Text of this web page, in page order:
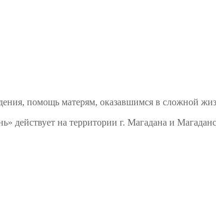
помощь матерям, оказавшимся в сложной
действует на территории г. Магадана и